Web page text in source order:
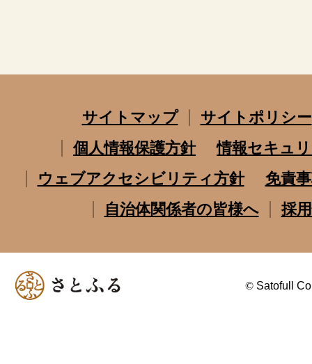
サイトマップ
サイトポリシー
個人情報保護方針
情報セキュ
ウェブアクセシビリティ方針
免責
自治体関係者の皆様へ
採
© Satofull